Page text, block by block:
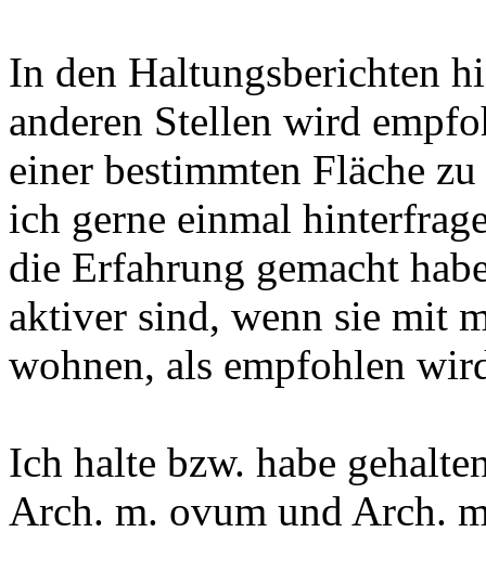
In den Haltungsberichten
anderen Stellen wird
einer bestimmten Fläche
ich gerne einmal
die Erfahrung gemacht
aktiver sind, wenn sie mit
wohnen, als empfohlen
Ich halte bzw. habe
Arch. m. ovum und Arch.